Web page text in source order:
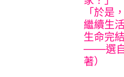
「於是
繼續生
生命完結
───選
著）